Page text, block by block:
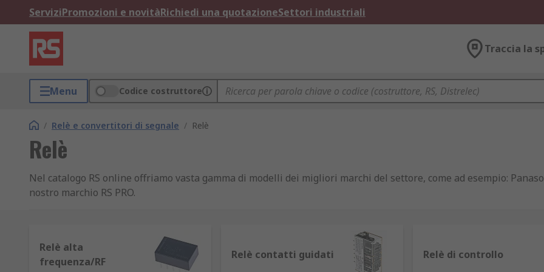
ServiziPromozioni e novitàRichiedi una quotazioneSettori industriali
Traccia la
Menu Codice costruttore
/ Relè e convertitori di segnale / Relè
Relè
Nel catalogo RS online offriamo vasta gamma di modelli dei migliori marchi del settore, come ad esempio:
nostro marchio RS PRO.
I relè sono interruttori elettromagnetici alimentati da una corrente relativamente piccola e, grazie alla loro
una corrente notevolmente maggiore.
Relè alta
frequenza/RF
Relè contatti guidati Relè di controllo